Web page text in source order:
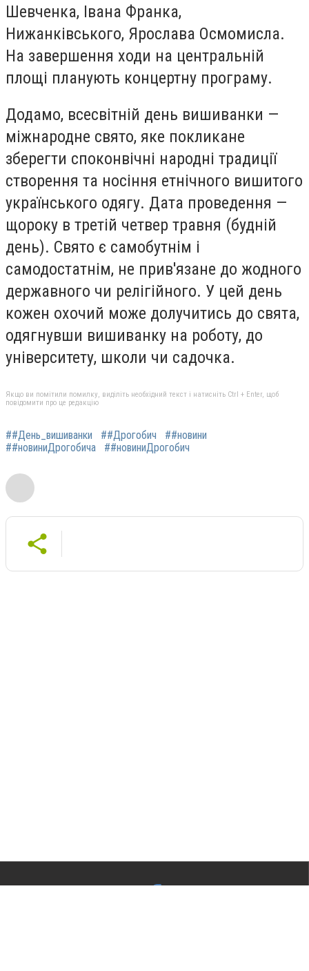
Шевченка, Івана Франка,
Нижанківського, Ярослава Осмомисла.
На завершення ходи на центральній
площі планують концертну програму.
Додамо, всесвітній день вишиванки —
міжнародне свято, яке покликане
зберегти споконвічні народні традиції
створення та носіння етнічного вишитого
українського одягу. Дата проведення —
щороку в третій четвер травня (будній
день). Свято є самобутнім і
самодостатнім, не прив'язане до жодного
державного чи релігійного. У цей день
кожен охочий може долучитись до свята,
одягнувши вишиванку на роботу, до
університету, школи чи садочка.
Якщо ви помітили помилку, виділіть необхідний текст і натисніть Ctrl + Enter, щоб
повідомити про це редакцію
##День_вишиванки ##Дрогобич
##новини
##новиниДрогобича
##новиниДрогобич